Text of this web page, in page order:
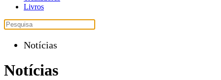
Livros
Notícias
Notícias